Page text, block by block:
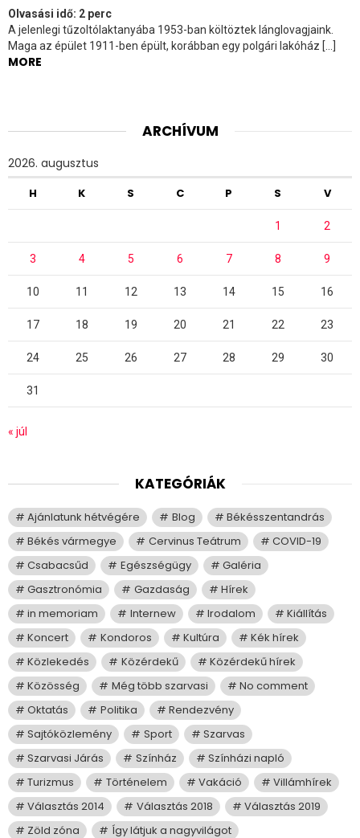
Olvasási idő: 2 perc
A jelenlegi tűzoltólaktanyába 1953-ban költöztek lánglovagjaink.
Maga az épület 1911-ben épült, korábban egy polgári lakóház […]
MORE
ARCHÍVUM
2026. augusztus
H K S C P S V
1 2
3 4 5 6 7 8 9
10 11 12 13 14 15 16
17 18 19 20 21 22 23
24 25 26 27 28 29 30
31
« júl
KATEGÓRIÁK
Ajánlatunk hétvégére Blog
Békésszentandrás
Békés vármegye
Cervinus Teátrum
COVID-19
Csabacsűd
Egészségügy
Galéria
Gasztronómia
Gazdaság
Hírek
in memoriam
Internew Irodalom
Kiállítás
Koncert
Kondoros Kultúra
Kék hírek
Közlekedés
Közérdekű
Közérdekű hírek
Közösség
Még több szarvasi
No comment
Oktatás
Politika
Rendezvény
Sajtóközlemény
Sport
Szarvas
Szarvasi Járás
Színház
Színházi napló
Turizmus
Történelem Vakáció
Villámhírek
Választás 2014
Választás 2018
Választás 2019
Zöld zóna
Így látjuk a nagyvilágot